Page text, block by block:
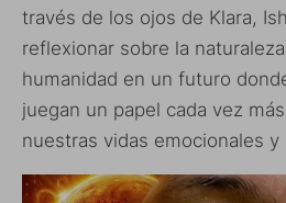
través de los ojos de Klara,
reflexionar sobre la
humanidad en un futuro
juegan un papel cada vez
nuestras vidas emocionales y